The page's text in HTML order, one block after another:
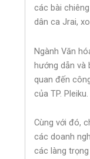
các bài
dân ca Jrai,
Ngành Văn
hướng dẫn và
quan đến
của TP. Pleiku.
Cùng với đó,
các doanh
các làng